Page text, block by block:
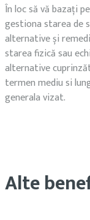
În loc să vă bazați
gestiona starea de
alternative și
starea fizică sau
alternative
termen mediu si
generala vizat.
Alte